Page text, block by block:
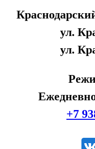
ул.
ул.
+7